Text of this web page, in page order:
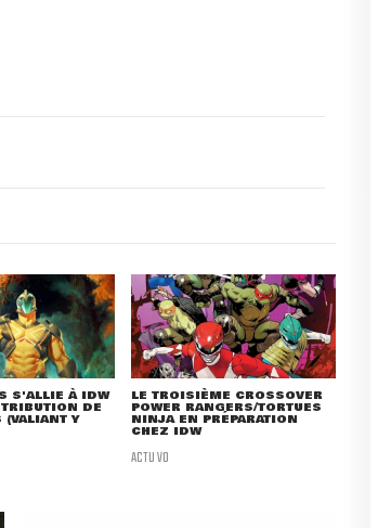
S'ALLIE À IDW
DE
Y
LE TROISIÈME CROSSOVER
POWER RANGERS/TORTUES
NINJA EN PRÉPARATION
CHEZ IDW
ACTU VO